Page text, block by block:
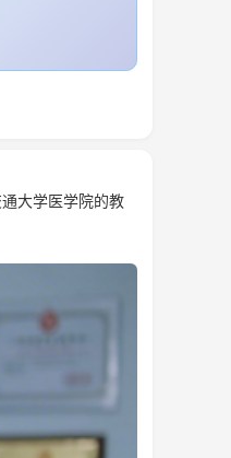
大学医学院的教